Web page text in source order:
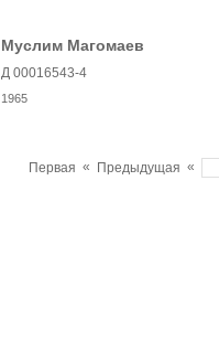
Муслим Магомаев
Д 00016543-4
1965
Первая « Предыдущая «